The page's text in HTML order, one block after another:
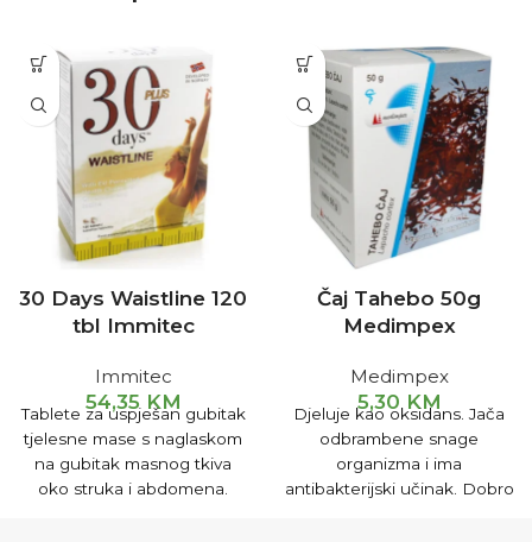
30 Days Waistline 120
tbl Immitec
Immitec
54,35 KM
Tablete za uspješan gubitak
tjelesne mase s naglaskom
na gubitak masnog tkiva
oko struka i abdomena.
Čaj Tahebo 50g
Medimpex
Medimpex
5,30 KM
Djeluje kao oksidans. Jača
odbrambene snage
organizma i ima
antibakterijski učinak. Dobro